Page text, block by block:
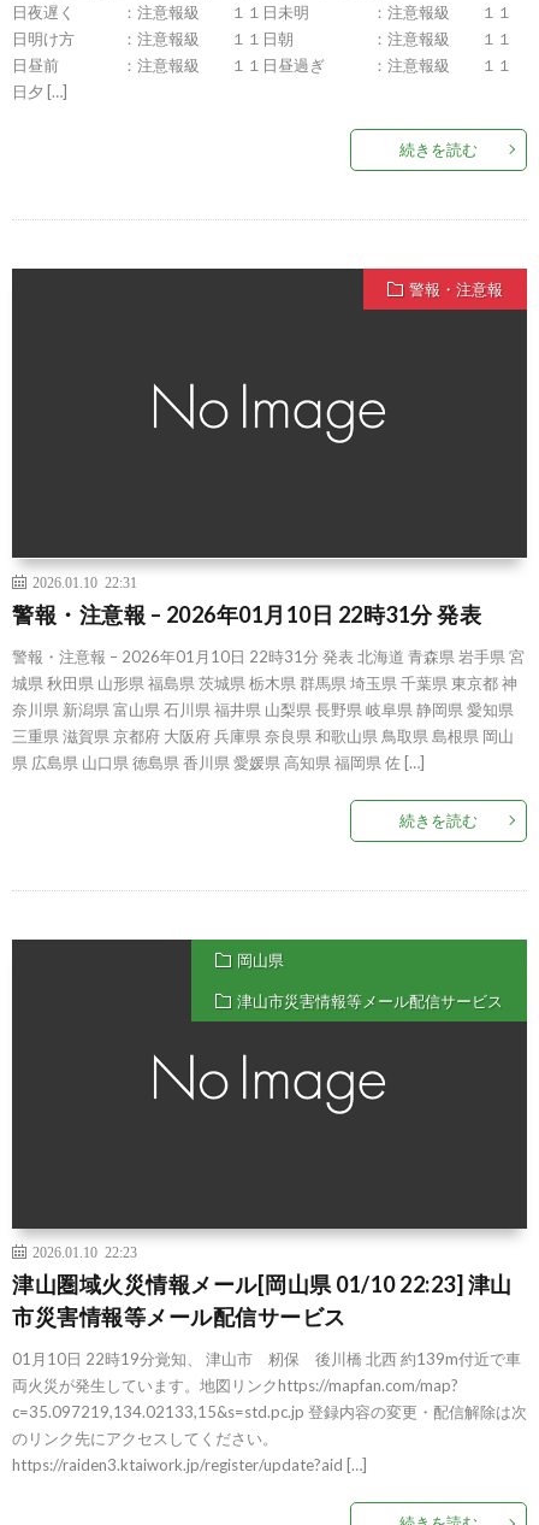
日夜遅く ：注意報級 １１日未明 ：注意報級 １１
日明け方 ：注意報級 １１日朝 ：注意報級 １１
日昼前 ：注意報級 １１日昼過ぎ ：注意報級 １１
日夕 […]
続きを読む
警報・注意報
2026.01.10 22:31
警報・注意報 – 2026年01月10日 22時31分 発表
警報・注意報 – 2026年01月10日 22時31分 発表 北海道 青森県 岩手県 宮
城県 秋田県 山形県 福島県 茨城県 栃木県 群馬県 埼玉県 千葉県 東京都 神
奈川県 新潟県 富山県 石川県 福井県 山梨県 長野県 岐阜県 静岡県 愛知県
三重県 滋賀県 京都府 大阪府 兵庫県 奈良県 和歌山県 鳥取県 島根県 岡山
県 広島県 山口県 徳島県 香川県 愛媛県 高知県 福岡県 佐 […]
続きを読む
岡山県
津山市災害情報等メール配信サービス
2026.01.10 22:23
津山圏域火災情報メール[岡山県 01/10 22:23] 津山
市災害情報等メール配信サービス
01月10日 22時19分覚知、 津山市 籾保 後川橋 北西 約139m付近で車
両火災が発生しています。地図リンクhttps://mapfan.com/map?
c=35.097219,134.02133,15&s=std.pc.jp 登録内容の変更・配信解除は次
のリンク先にアクセスしてください。
https://raiden3.ktaiwork.jp/register/update?aid […]